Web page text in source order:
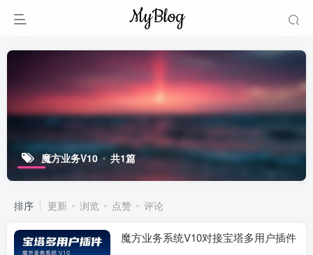
魔方业务V10 共1篇
排序 更新 浏览 点赞 评论
魔方业务系统V10对接宝塔多用户插件